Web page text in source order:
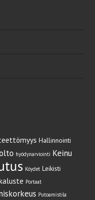
Hallinnointi
hyödynarviointi Keinu
Köydet Leikisti
Portaat
Putoamistila